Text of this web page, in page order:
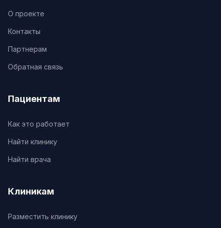
О проекте
Контакты
Партнерам
Обратная связь
Пациентам
Как это работает
Найти клинику
Найти врача
Клиникам
Разместить клинику